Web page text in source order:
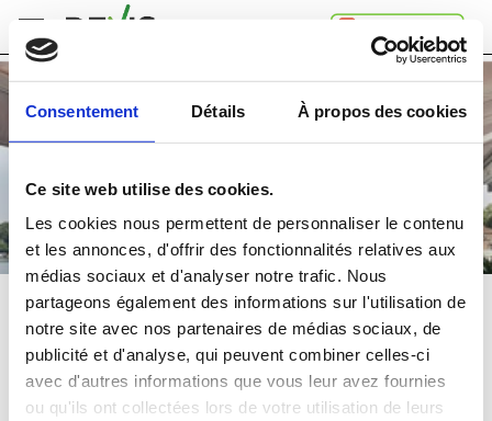
Consentement Détails À propos des cookies
Ce site web utilise des cookies.
Les cookies nous permettent de personnaliser le contenu
et les annonces, d'offrir des fonctionnalités relatives aux
médias sociaux et d'analyser notre trafic. Nous
partageons également des informations sur l'utilisation de
notre site avec nos partenaires de médias sociaux, de
publicité et d'analyse, qui peuvent combiner celles-ci
avec d'autres informations que vous leur avez fournies
ou qu'ils ont collectées lors de votre utilisation de leurs
Accueil
ça
A
propos
Devis.ch
SA
Contact
Espace
entreprises
Mentions
légales
STORES
Comparezgratuitement
jusqu'à 4 devis
et choisissez lameilleure offre